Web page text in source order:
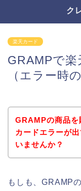
ク
楽天カード
GRAMPで楽
（エラー時
GRAMPの商品を
カードエラーが
いませんか？
もしも、GRAMP